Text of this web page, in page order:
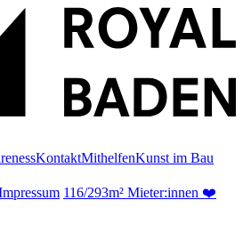
KontaktMithelfenKunst im Bau
116/293m² Mieter:innen ❤️